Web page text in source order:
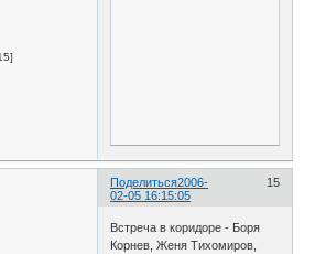
Поделиться 15
2006-
02-05 16:15:05
Встреча в коридоре - Боря
Корнев, Женя Тихомиров,